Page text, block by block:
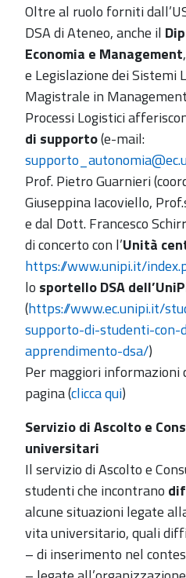
Oltre al ruolo forniti
DSA di Ateneo, anche il
Economia e Management
e Legislazione dei Sistemi
Magistrale in
Processi Logistici
di supporto(e-mail:
Prof. Pietro Guarnieri
Giuseppina Iacoviello,
e dal Dott. Francesco
di concerto con l’Unità
https://www.unipi.it/
lo sportello DSA
(https://www.ec.unipi.it/
supporto-di-studenti-
apprendimento-dsa/)
Per maggiori informazioni
pagina (clicca qui)
Servizio di Ascolto e
universitari
Il servizio di Ascolto e
studenti che incontrano
alcune situazioni legate
vita universitario, quali
– di inserimento nel